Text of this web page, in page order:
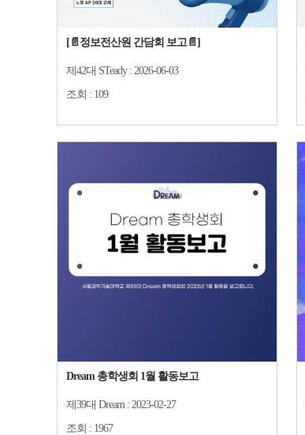
[📄정보전산원 간담회 보고📄]
제42대 STeady : 2026-06-03
조회 : 109
Dream 총학생회 1월 활동보고
제39대 Dream : 2023-02-27
조회 : 1967